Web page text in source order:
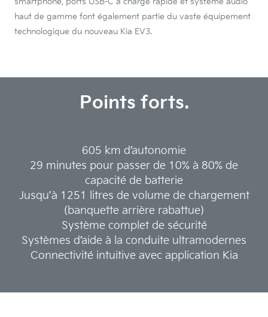
haut de gamme font également partie du vaste équipement
technologique du nouveau Kia EV3.
Points forts.
605 km d’autonomie
29 minutes pour passer de 10% à 80% de
capacité de batterie
Jusqu’à 1251 litres de volume de chargement
(banquette arrière rabattue)
Système complet de sécurité
Systèmes d’aide à la conduite ultramodernes
Connectivité intuitive avec application Kia